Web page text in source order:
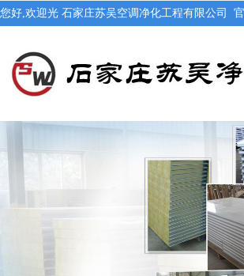
您好,欢迎光 石家庄苏吴空调净化工程有限公司 官